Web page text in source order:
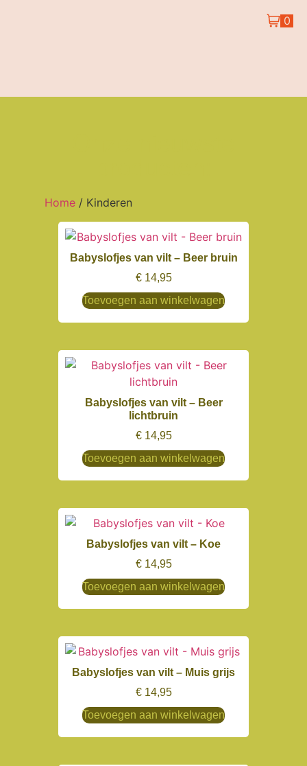
0
Home / Kinderen
Babyslofjes van vilt – Beer bruin
€14,95
Toevoegen aan winkelwagen
Babyslofjes van vilt – Beer
lichtbruin
€14,95
Toevoegen aan winkelwagen
Babyslofjes van vilt – Koe
€14,95
Toevoegen aan winkelwagen
Babyslofjes van vilt – Muis grijs
€14,95
Toevoegen aan winkelwagen